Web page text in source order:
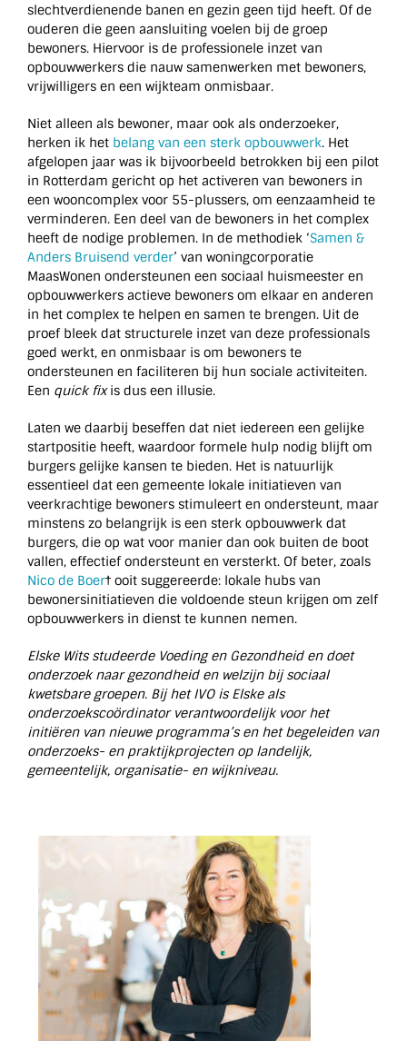
slechtverdienende banen en gezin geen tijd heeft. Of de
ouderen die geen aansluiting voelen bij de groep
bewoners. Hiervoor is de professionele inzet van
opbouwwerkers die nauw samenwerken met bewoners,
vrijwilligers en een wijkteam onmisbaar.
Niet alleen als bewoner, maar ook als onderzoeker,
herken ik het belang van een sterk opbouwwerk. Het
afgelopen jaar was ik bijvoorbeeld betrokken bij een pilot
in Rotterdam gericht op het activeren van bewoners in
een wooncomplex voor 55-plussers, om eenzaamheid te
verminderen. Een deel van de bewoners in het complex
heeft de nodige problemen. In de methodiek ‘Samen &
Anders Bruisend verder’ van woningcorporatie
MaasWonen ondersteunen een sociaal huismeester en
opbouwwerkers actieve bewoners om elkaar en anderen
in het complex te helpen en samen te brengen. Uit de
proef bleek dat structurele inzet van deze professionals
goed werkt, en onmisbaar is om bewoners te
ondersteunen en faciliteren bij hun sociale activiteiten.
Een quick fixis dus een illusie.
Laten we daarbij beseffen dat niet iedereen een gelijke
startpositie heeft, waardoor formele hulp nodig blijft om
burgers gelijke kansen te bieden. Het is natuurlijk
essentieel dat een gemeente lokale initiatieven van
veerkrachtige bewoners stimuleert en ondersteunt, maar
minstens zo belangrijk is een sterk opbouwwerk dat
burgers, die op wat voor manier dan ook buiten de boot
vallen, effectief ondersteunt en versterkt. Of beter, zoals
Nico de Boer† ooit suggereerde: lokale hubs van
bewonersinitiatieven die voldoende steun krijgen om zelf
opbouwwerkers in dienst te kunnen nemen.
Elske Wits studeerde Voeding en Gezondheid en doet
onderzoek naar gezondheid en welzijn bij sociaal
kwetsbare groepen. Bij het IVO is Elske als
onderzoekscoördinator verantwoordelijk voor het
initiëren van nieuwe programma’s en het begeleiden van
onderzoeks- en praktijkprojecten op landelijk,
gemeentelijk, organisatie- en wijkniveau.